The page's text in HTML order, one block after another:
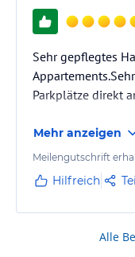
Sehr gepflegtes
Parkplätze direkt
Mehr anzeigen
Meilengutschrift
Hilfreich
Alle